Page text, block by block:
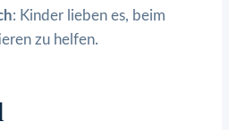
: Kinder lieben es, beim
zu helfen.